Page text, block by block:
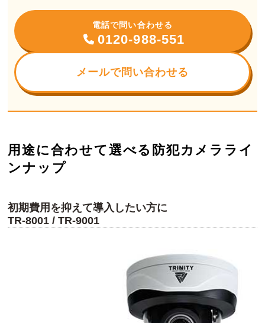
電話で問い合わせる
0120-988-551
メールで問い合わせる
用途に合わせて選べる防犯カメラライ
ンナップ
初期費用を抑えて導入したい方に
TR-8001 / TR-9001